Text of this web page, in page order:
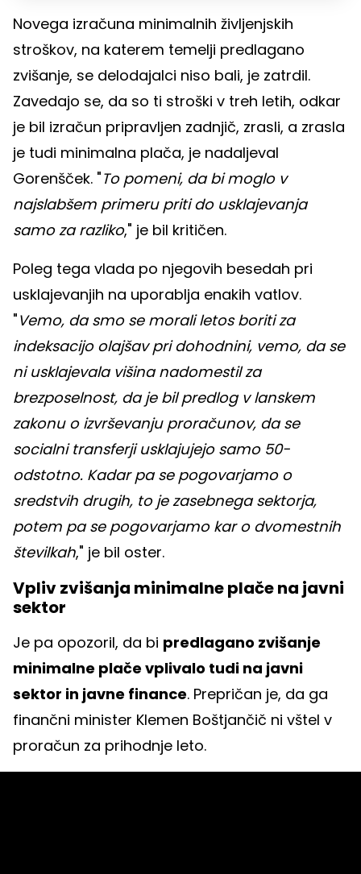
Novega izračuna minimalnih življenjskih
stroškov, na katerem temelji predlagano
zvišanje, se delodajalci niso bali, je zatrdil.
Zavedajo se, da so ti stroški v treh letih, odkar
je bil izračun pripravljen zadnjič, zrasli, a zrasla
je tudi minimalna plača, je nadaljeval
Gorenšček. "To pomeni, da bi moglo v
najslabšem primeru priti do usklajevanja
samo za razliko," je bil kritičen.
Poleg tega vlada po njegovih besedah pri
usklajevanjih na uporablja enakih vatlov.
"Vemo, da smo se morali letos boriti za
indeksacijo olajšav pri dohodnini, vemo, da se
ni usklajevala višina nadomestil za
brezposelnost, da je bil predlog v lanskem
zakonu o izvrševanju proračunov, da se
socialni transferji usklajujejo samo 50-
odstotno. Kadar pa se pogovarjamo o
sredstvih drugih, to je zasebnega sektorja,
potem pa se pogovarjamo kar o dvomestnih
številkah," je bil oster.
Vpliv zvišanja minimalne plače na javni
sektor
Je pa opozoril, da bi predlagano zvišanje
minimalne plače vplivalo tudi na javni
sektor in javne finance. Prepričan je, da ga
finančni minister Klemen Boštjančič ni vštel v
proračun za prihodnje leto.